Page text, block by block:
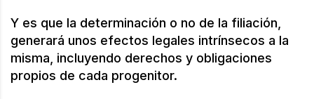
Y es que la determinación o no de la filiación,
generará unos efectos legales intrínsecos a la
misma, incluyendo derechos y obligaciones
propios de cada progenitor.